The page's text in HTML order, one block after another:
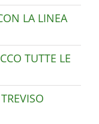
LA LINEA
TUTTE LE